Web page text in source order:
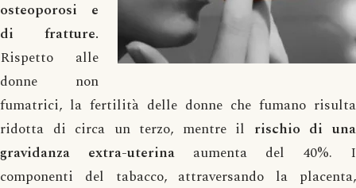
osteoporosi e
di fratture.
Rispetto alle
donne non
fumatrici, la fertilità delle donne che fumano risulta
ridotta di circa un terzo, mentre il rischio di una
gravidanza extra-uterina aumenta del 40%. I
componenti del tabacco, attraversando la placenta,